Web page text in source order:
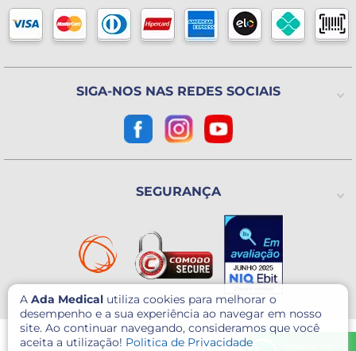
A Ada Medical utiliza cookies para melhorar o
desempenho e a sua experiência ao navegar em nosso
site. Ao continuar navegando, consideramos que você
aceita a utilização! Politica de Privacidade
Blog
Política de Trocas ou Devoluções
Horário de atendimento
De 2ª a 6ª feira das 8h às 18h
(Exceto Feriados)
Utinga - Santo André / SP
CEP: 09220-611
Como chegar?
CNPJ: 07.003.260/0001-60
SIGA-NOS NAS REDES SOCIAIS
SEGURANÇA
© 2026 - Ada Medical - Todos direitos reservados.
Este site é protegido por reCAPTCHA e o GooglePolítica de Privacidade